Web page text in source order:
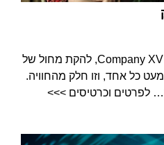
הופעות בורלסק בניו יורק של Company XVI, להקת מחול של
כל אחד, וזו חלק מהחוויה.
לפרטים וכרטיסים >>>